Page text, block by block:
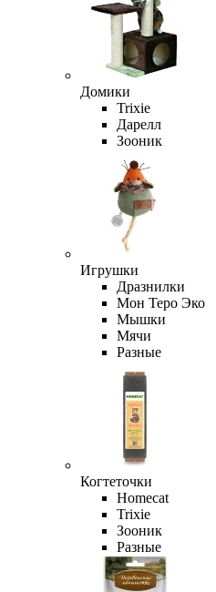
Домики
Trixie
Дарелл
Зооник
Игрушки
Дразнилки
Мон Теро Эко
Мышки
Мячи
Разные
Когтеточки
Homecat
Trixie
Зооник
Разные